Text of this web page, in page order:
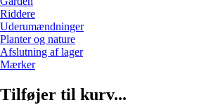
Riddere
Uderumændninger
Planter og nature
Afslutning af lager
Mærker
Tilføjer til kurv...